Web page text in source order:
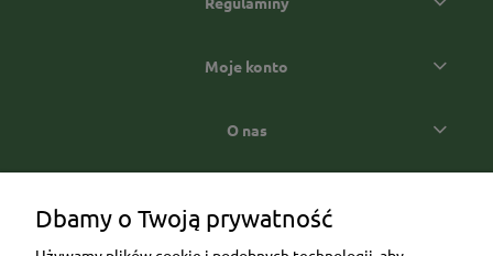
Moje konto
O nas
Dbamy o Twoją prywatność